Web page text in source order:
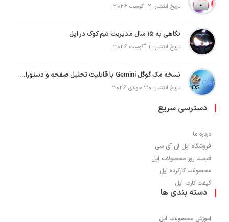
تاریخ انتشار: 2 آگوست 2026
نگاهی به ۱۵ سال مدیریت تیم کوک در اپل
تاریخ انتشار: 1 آگوست 2026
نسخه مک گوگل Gemini با قابلیت تحلیل صفحه و دستورات صوتی در به‌روزرسانی جدید
تاریخ انتشار: 30 جولای 2026
دسترسی سریع
درباره ما
فروشگاه اپل اِن آی سی
قیمت روز محصولات اپل
محصولات کارکرده اپل
گیفت کارت اپل
دسته بندی ها
آموزش محصولات اپل